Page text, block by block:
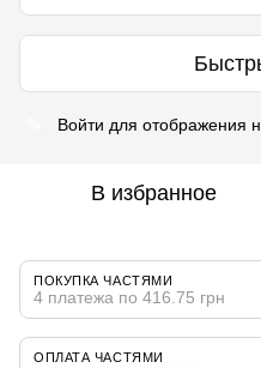
Войти для отображения
В избранное
ПОКУПКА ЧАСТЯМИ
4 платежа по 416.75 грн
ОПЛАТА ЧАСТЯМИ